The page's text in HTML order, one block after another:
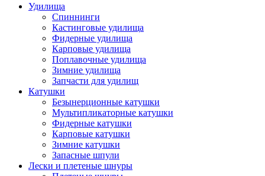
Удилища
Спиннинги
Кастинговые удилища
Фидерные удилища
Карповые удилища
Поплавочные удилища
Зимние удилища
Запчасти для удилищ
Катушки
Безынерционные катушки
Мультипликаторные катушки
Фидерные катушки
Карповые катушки
Зимние катушки
Запасные шпули
Лески и плетеные шнуры